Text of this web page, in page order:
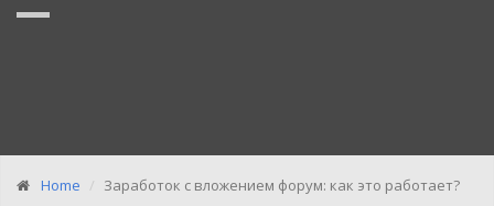
Home Заработок с вложением форум: как это работает?